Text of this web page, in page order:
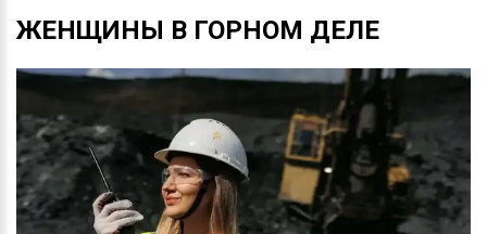
ЖЕНЩИНЫ В ГОРНОМ ДЕЛЕ